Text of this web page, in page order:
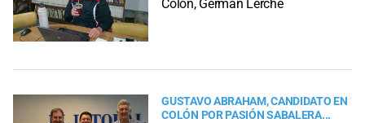
Colón, Germán Lerche
GUSTAVO ABRAHAM, CANDIDATO EN
COLÓN POR PASIÓN SABALERA...